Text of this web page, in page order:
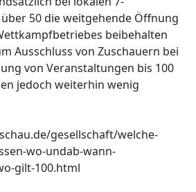
50 die weitgehende Öffnung
beibehalten
Ausschluss von Zuschauern bei
von Veranstaltungen bis 100
jedoch weiterhin wenig
gesellschaft/welche-
wo-undab-wann-
gilt-100.html